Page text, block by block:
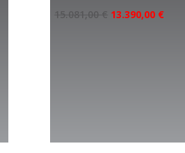
15.081,00€ 13.390,00 €